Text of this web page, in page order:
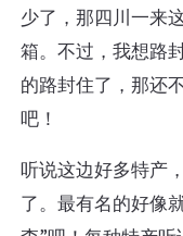
少了，那四川一来
箱。不过，我想路
的路封住了，那还
吧！
听说这边好多特产
了。最有名的好像